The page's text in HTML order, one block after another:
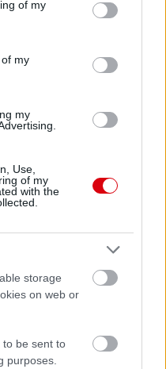
You may click to
its third-party tags to
in below Google
of my
my
my
Use,
of my
with the
storage
on web or
to be sent to
purposes.